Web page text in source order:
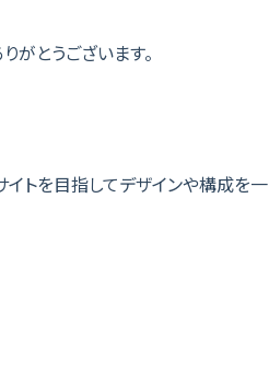
とうございます。
イトを目指してデザインや構成を一